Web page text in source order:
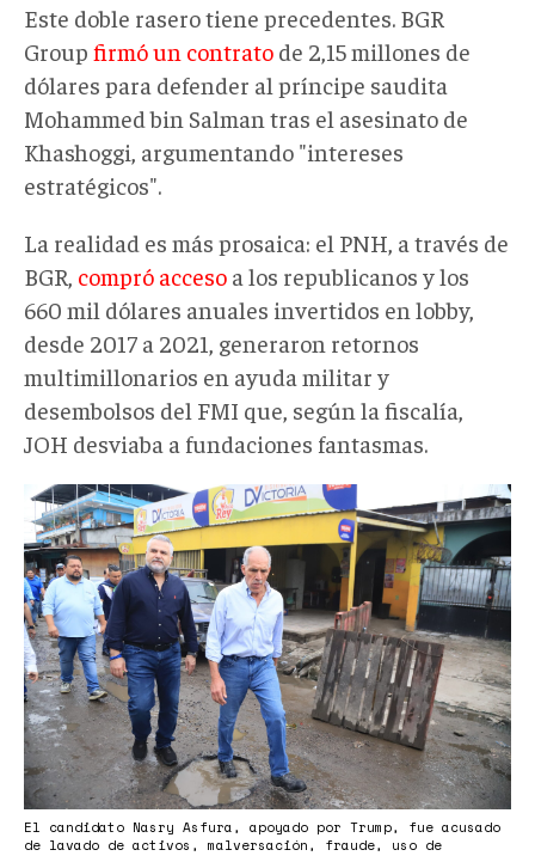
Este doble rasero tiene precedentes. BGR
Group firmó un contrato de 2,15 millones de
dólares para defender al príncipe saudita
Mohammed bin Salman tras el asesinato de
Khashoggi, argumentando "intereses
estratégicos".
La realidad es más prosaica: el PNH, a través de
BGR, compró acceso a los republicanos y los
660 mil dólares anuales invertidos en lobby,
desde 2017 a 2021, generaron retornos
multimillonarios en ayuda militar y
desembolsos del FMI que, según la fiscalía,
JOH desviaba a fundaciones fantasmas.
ca9bd4b5-
8164-
4588-
9f73-
74f9fb2f836a-
scaled.jpeg
El candidato Nasry Asfura, apoyado por Trump, fue acusado
de lavado de activos, malversación, fraude, uso de